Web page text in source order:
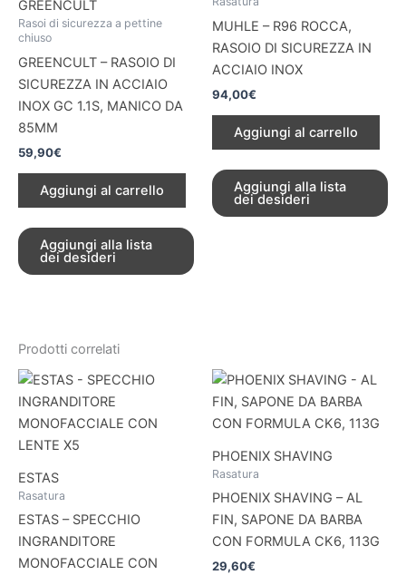
GREENCULT
Rasoi di sicurezza a pettine
chiuso
GREENCULT – RASOIO DI
SICUREZZA IN ACCIAIO
INOX GC 1.1S, MANICO DA
85MM
59,90€
Aggiungi al carrello
Aggiungi alla lista
dei desideri
MUHLE – R96 ROCCA,
RASOIO DI SICUREZZA IN
ACCIAIO INOX
94,00€
Aggiungi al carrello
Aggiungi alla lista
dei desideri
Prodotti correlati
ESTAS
Rasatura
ESTAS – SPECCHIO
INGRANDITORE
MONOFACCIALE CON
PHOENIX SHAVING
Rasatura
PHOENIX SHAVING – AL
FIN, SAPONE DA BARBA
CON FORMULA CK6, 113G
29,60€